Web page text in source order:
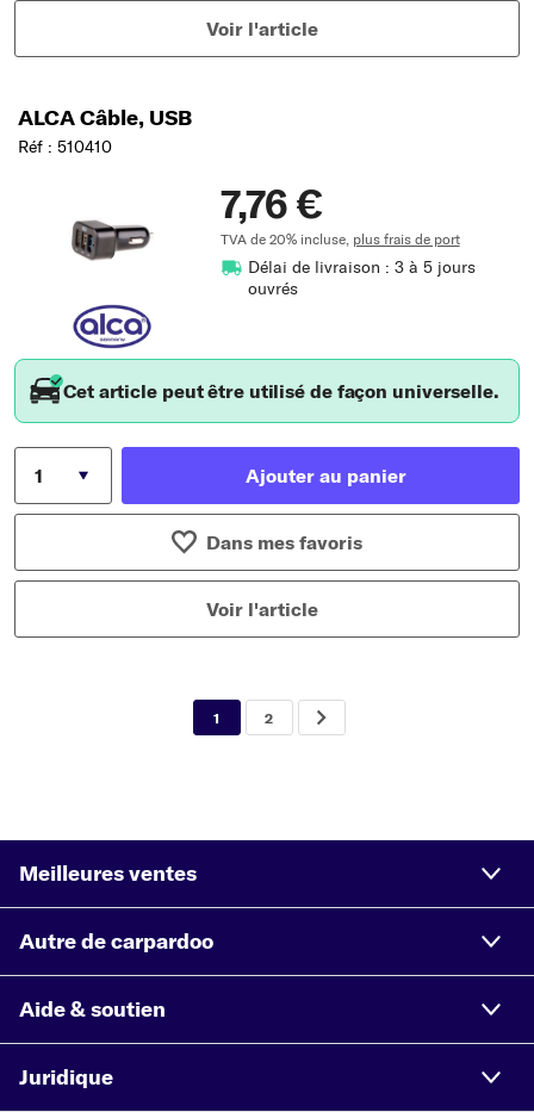
Voir l'article
ALCA Câble, USB
Réf : 510410
7,76 €
TVA de 20% incluse, plus frais de port
Délai de livraison : 3 à 5 jours
ouvrés
Cet article peut être utilisé de façon universelle.
Ajouter au panier
Dans mes favoris
Voir l'article
1 2
Meilleures ventes
Autre de carpardoo
Aide & soutien
Juridique